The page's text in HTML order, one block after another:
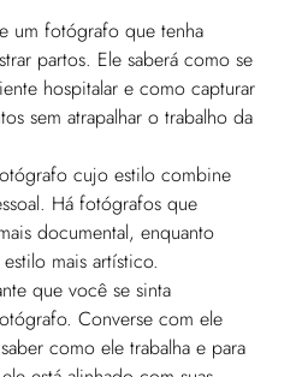
um fotógrafo que tenha
partos. Ele saberá como se
hospitalar e como capturar
sem atrapalhar o trabalho da
cujo estilo combine
Há fotógrafos que
documental, enquanto
mais artístico.
que você se sinta
Converse com ele
como ele trabalha e para